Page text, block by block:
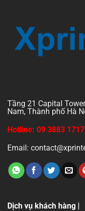
Tầng 21 Capital
Nam, Thành phố Hà
Hotline: 09 3883 1717
Email:
Dịch vụ khách hàng |